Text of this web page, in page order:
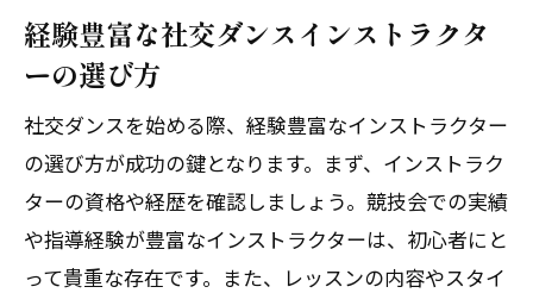
経験豊富な社交ダンスインストラクタ
ーの選び方
社交ダンスを始める際、経験豊富なインストラクター
の選び方が成功の鍵となります。まず、インストラク
ターの資格や経歴を確認しましょう。競技会での実績
や指導経験が豊富なインストラクターは、初心者にと
って貴重な存在です。また、レッスンの内容やスタイ